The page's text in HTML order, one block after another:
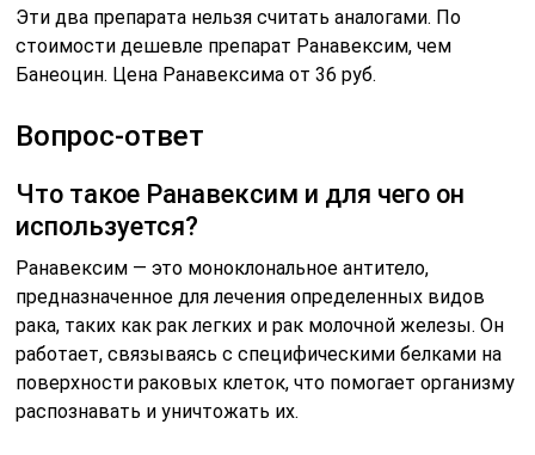
Эти два препарата нельзя считать аналогами. По
стоимости дешевле препарат Ранавексим, чем
Банеоцин. Цена Ранавексима от 36 руб.
Вопрос-ответ
Что такое Ранавексим и для чего он
используется?
Ранавексим — это моноклональное антитело,
предназначенное для лечения определенных видов
рака, таких как рак легких и рак молочной железы. Он
работает, связываясь с специфическими белками на
поверхности раковых клеток, что помогает организму
распознавать и уничтожать их.